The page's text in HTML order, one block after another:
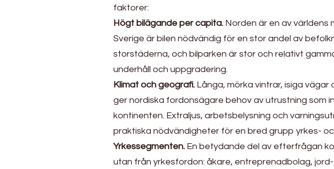
faktorer:
Högt bilägande per capita. Norden är en av världens
Sverige är bilen nödvändig för en stor andel av
storstäderna, och bilparken är stor och relativt
underhåll och uppgradering.
Klimat och geografi. Långa, mörka vintrar, isiga
ger nordiska fordonsägare behov av utrustning som
kontinenten. Extraljus, arbetsbelysning och
praktiska nödvändigheter för en bred grupp yrkes-
Yrkessegmenten. En betydande del av efterfrågan
utan från yrkesfordon: åkare, entreprenadbolag,